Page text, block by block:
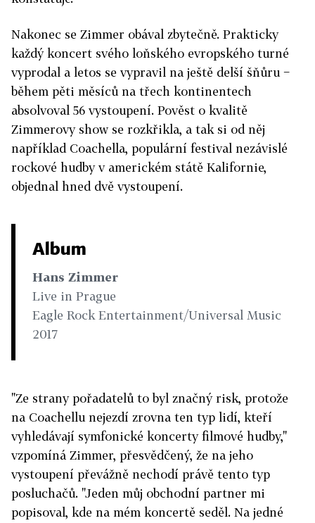
Nakonec se Zimmer obával zbytečně. Prakticky
každý koncert svého loňského evropského turné
vyprodal a letos se vypravil na ještě delší šňůru −
během pěti měsíců na třech kontinentech
absolvoval 56 vystoupení. Pověst o kvalitě
Zimmerovy show se rozkřikla, a tak si od něj
například Coachella, populární festival nezávislé
rockové hudby v americkém státě Kalifornie,
objednal hned dvě vystoupení.
Album
Hans Zimmer
Live in Prague
Eagle Rock Entertainment/Universal Music
2017
"Ze strany pořadatelů to byl značný risk, protože
na Coachellu nejezdí zrovna ten typ lidí, kteří
vyhledávají symfonické koncerty filmové hudby,"
vzpomíná Zimmer, přesvědčený, že na jeho
vystoupení převážně nechodí právě tento typ
posluchačů. "Jeden můj obchodní partner mi
popisoval, kde na mém koncertě seděl. Na jedné